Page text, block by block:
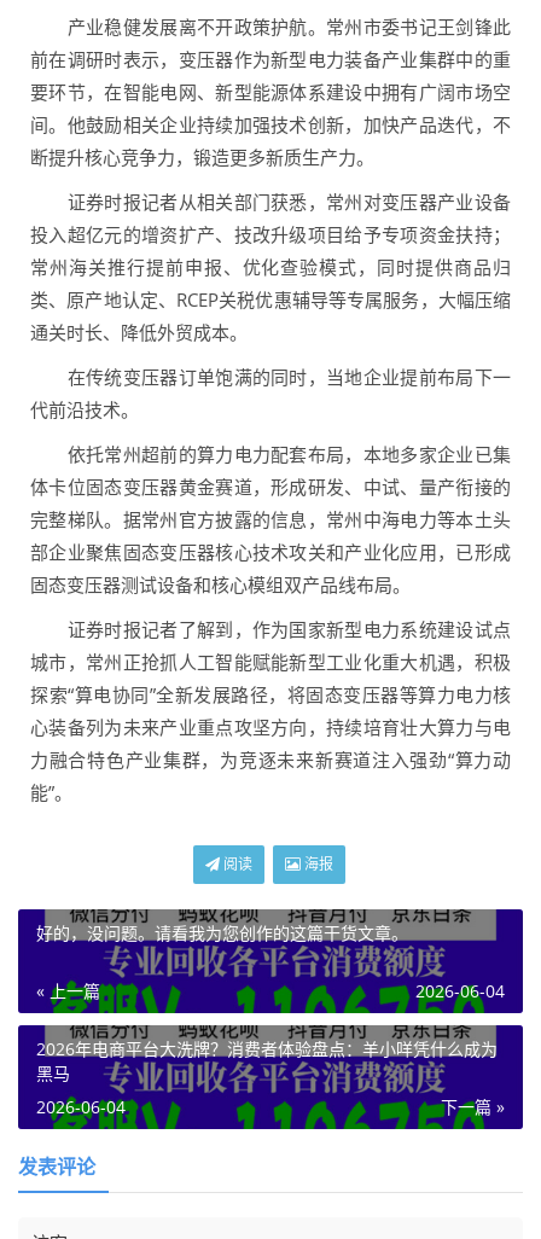
产业稳健发展离不开政策护航。常州市委书记王剑锋此
前在调研时表示，变压器作为新型电力装备产业集群中的重
要环节，在智能电网、新型能源体系建设中拥有广阔市场空
间。他鼓励相关企业持续加强技术创新，加快产品迭代，不
断提升核心竞争力，锻造更多新质生产力。
证券时报记者从相关部门获悉，常州对变压器产业设备
投入超亿元的增资扩产、技改升级项目给予专项资金扶持；
常州海关推行提前申报、优化查验模式，同时提供商品归
类、原产地认定、RCEP关税优惠辅导等专属服务，大幅压缩
通关时长、降低外贸成本。
在传统变压器订单饱满的同时，当地企业提前布局下一
代前沿技术。
依托常州超前的算力电力配套布局，本地多家企业已集
体卡位固态变压器黄金赛道，形成研发、中试、量产衔接的
完整梯队。据常州官方披露的信息，常州中海电力等本土头
部企业聚焦固态变压器核心技术攻关和产业化应用，已形成
固态变压器测试设备和核心模组双产品线布局。
证券时报记者了解到，作为国家新型电力系统建设试点
城市，常州正抢抓人工智能赋能新型工业化重大机遇，积极
探索“算电协同”全新发展路径，将固态变压器等算力电力核
心装备列为未来产业重点攻坚方向，持续培育壮大算力与电
力融合特色产业集群，为竞逐未来新赛道注入强劲“算力动
能”。
阅读 海报
好的，没问题。请看我为您创作的这篇干货文章。
« 上一篇 2026-06-04
2026年电商平台大洗牌？消费者体验盘点：羊小咩凭什么成为
黑马
下一篇 »
2026-06-04
发表评论